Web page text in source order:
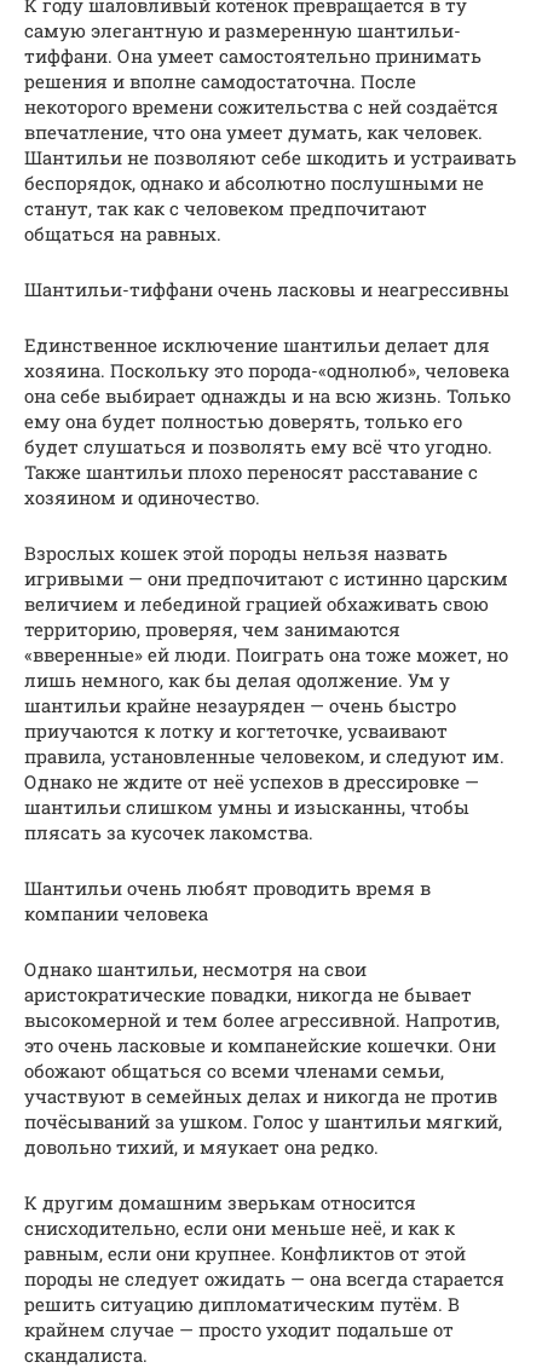
самую элегантную и размеренную шантильи-
тиффани. Она умеет самостоятельно принимать
решения и вполне самодостаточна. После
некоторого времени сожительства с ней создаётся
впечатление, что она умеет думать, как человек.
Шантильи не позволяют себе шкодить и устраивать
беспорядок, однако и абсолютно послушными не
станут, так как с человеком предпочитают
общаться на равных.
Шантильи-тиффани очень ласковы и неагрессивны
Единственное исключение шантильи делает для
хозяина. Поскольку это порода-«однолюб», человека
она себе выбирает однажды и на всю жизнь. Только
ему она будет полностью доверять, только его
будет слушаться и позволять ему всё что угодно.
Также шантильи плохо переносят расставание с
хозяином и одиночество.
Взрослых кошек этой породы нельзя назвать
игривыми — они предпочитают с истинно царским
величием и лебединой грацией обхаживать свою
территорию, проверяя, чем занимаются
«вверенные» ей люди. Поиграть она тоже может, но
лишь немного, как бы делая одолжение. Ум у
шантильи крайне незауряден — очень быстро
приучаются к лотку и когтеточке, усваивают
правила, установленные человеком, и следуют им.
Однако не ждите от неё успехов в дрессировке —
шантильи слишком умны и изысканны, чтобы
плясать за кусочек лакомства.
Шантильи очень любят проводить время в
компании человека
Однако шантильи, несмотря на свои
аристократические повадки, никогда не бывает
высокомерной и тем более агрессивной. Напротив,
это очень ласковые и компанейские кошечки. Они
обожают общаться со всеми членами семьи,
участвуют в семейных делах и никогда не против
почёсываний за ушком. Голос у шантильи мягкий,
довольно тихий, и мяукает она редко.
К другим домашним зверькам относится
снисходительно, если они меньше неё, и как к
равным, если они крупнее. Конфликтов от этой
породы не следует ожидать — она всегда старается
решить ситуацию дипломатическим путём. В
крайнем случае — просто уходит подальше от
скандалиста.